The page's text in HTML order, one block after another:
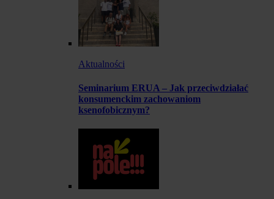
Aktualności
Seminarium ERUA – Jak przeciwdziałać
konsumenckim zachowaniom
ksenofobicznym?